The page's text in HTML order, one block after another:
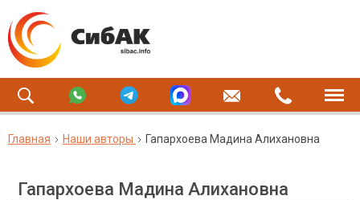
Главная Наши авторы Гапархоева Мадина Алихановна
Гапархоева Мадина Алихановна